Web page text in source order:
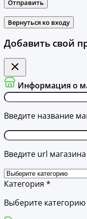
Отправить
Вернуться ко входу
Добавить свой
Информация о
Введите название
Введите url магазина
Категория *
Выберите категорию